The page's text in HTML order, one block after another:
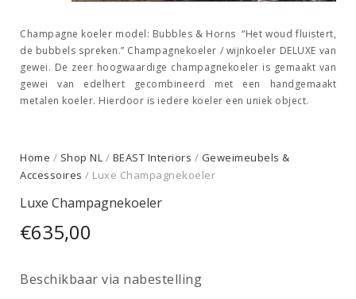
Champagne koeler model: Bubbles & Horns “Het woud fluistert,
de bubbels spreken.” Champagnekoeler / wijnkoeler DELUXE van
gewei. De zeer hoogwaardige champagnekoeler is gemaakt van
gewei van edelhert gecombineerd met een handgemaakt
metalen koeler. Hierdoor is iedere koeler een uniek object.
Home / Shop NL / BEAST Interiors / Geweimeubels &
Accessoires / Luxe Champagnekoeler
Luxe Champagnekoeler
€635,00
Beschikbaar via nabestelling